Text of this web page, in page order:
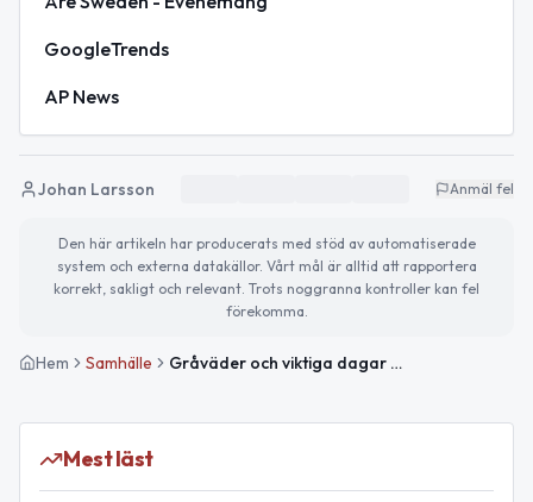
GoogleTrends
AP News
Johan Larsson Anmäl fel
Den här artikeln har producerats med stöd av automatiserade
system och externa datakällor. Vårt mål är alltid att rapportera
korrekt, sakligt och relevant. Trots noggranna kontroller kan fel
förekomma.
Hem Samhälle Gråväder och viktiga dagar för barn och assistans
Mest läst